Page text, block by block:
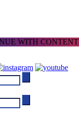
WITH CONTENT